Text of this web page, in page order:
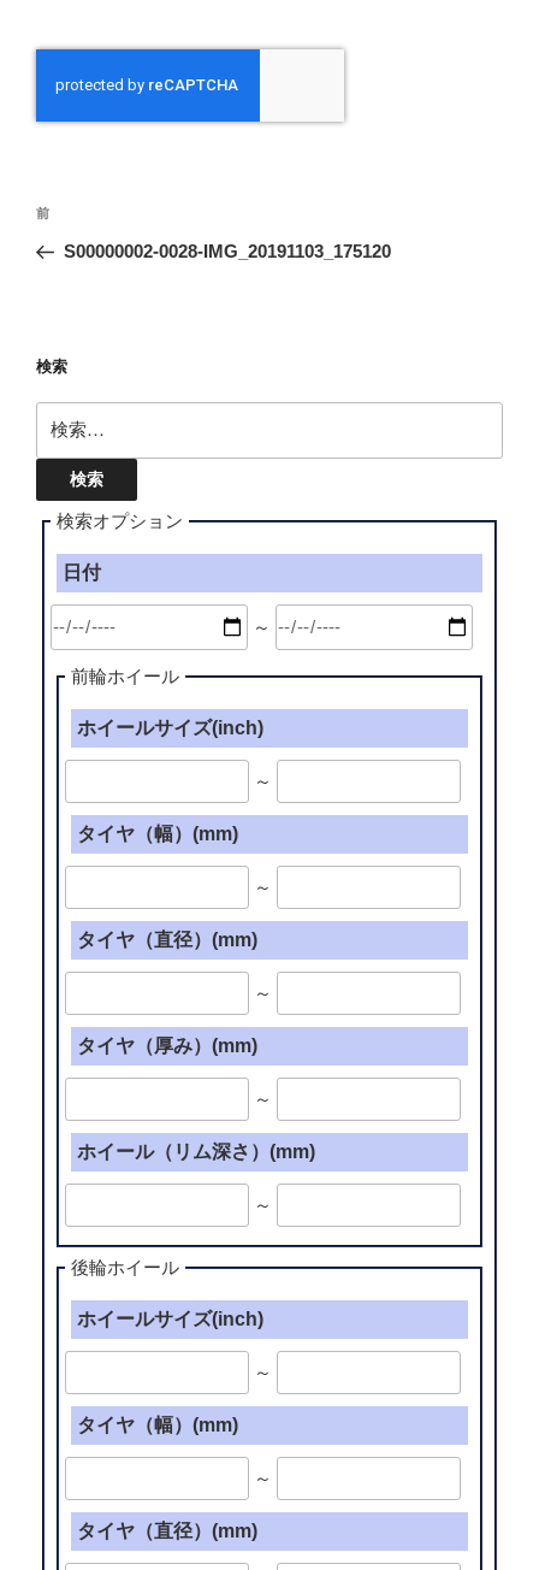
投
ナ
ー
シ
ョ
ン
前
の
前
S00000002-0028-IMG_20191103_175120
検索
索:
検索オプション
日付
～
前輪ホイール
ホイールサイズ(inch)
～
タイヤ（幅）(mm)
～
タイヤ（直径）(mm)
～
タイヤ（厚み）(mm)
～
ホイール（リム深さ）(mm)
～
後輪ホイール
ホイールサイズ(inch)
～
タイヤ（幅）(mm)
～
タイヤ（直径）(mm)